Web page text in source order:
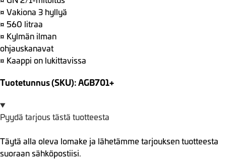
¤ Vakiona 3 hyllyä
¤ 560 litraa
¤ Kylmän ilman
ohjauskanavat
¤ Kaappi on lukittavissa
Tuotetunnus (SKU): AGB701+
Pyydä tarjous tästä tuotteesta
Täytä alla oleva lomake ja lähetämme tarjouksen tuotteesta
suoraan sähköpostiisi.